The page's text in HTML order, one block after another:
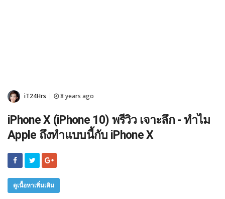
iT24Hrs 8 years ago
iPhone X (iPhone 10) พรีวิว เจาะลึก - ทำไม
Apple ถึงทำแบบนี้กับ iPhone X
ดูเนื้อหาเพิ่มเติม